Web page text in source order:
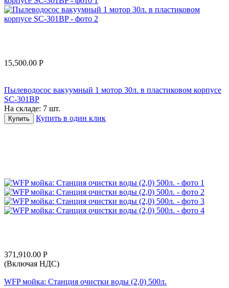
15,500.00 Р
Пылеводосос вакуумный 1 мотор 30л. в пластиковом корпусе
SC-301BP
На складе: 7 шт.
Купить Купить в один клик
371,910.00 Р
(Включая НДС)
WFP мойка: Станция очистки воды (2,0) 500л.